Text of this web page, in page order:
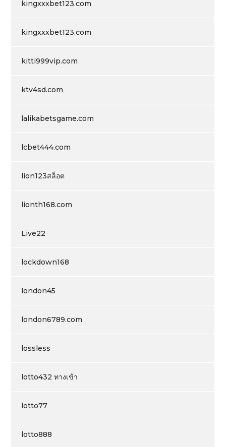
kingxxxbet123.com
kingxxxbet123.com
kitti999vip.com
ktv4sd.com
lalikabetsgame.com
lcbet444.com
lion123สล็อต
lionth168.com
Live22
lockdown168
london45
london6789.com
lossless
lotto432 ทางเข้า
lotto77
lotto888